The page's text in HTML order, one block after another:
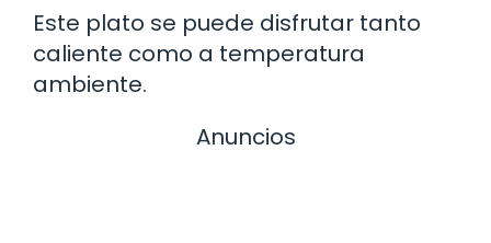
Este plato se puede disfrutar tanto
caliente como a temperatura
ambiente.
Anuncios